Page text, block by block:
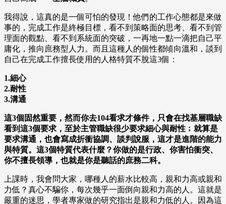
我得說，這真的是一個可怕的發現！他們的工作心態都是來做
事的，完成工作是終極目標，看不到策略面的思考、看不到管
理面的觀點、看不到系統面的突破，一再地一點一滴把自己平
庸化，推向庶務型人力。而且這種人的個性都傾向溫和，談到
自己在完成工作擅長使用的人格特質不脫這3個：
1.細心
2.耐性
3.溝通
這3個固然重要，然而你去104看求才條件，只會在找基層職缺
看到這3個要求，至於主管職缺很少要求細心與耐性﹔就算是
要求溝通，也會寫成折衝協調、談判說服，這才是進階的能力
與特質。這3個特質代表什麼？你做的是行政、你害怕衝突、
你不擅長領導，也就是你是聽話的庶務二科。
上課時，我會問大家，哪種人的薪水比較高，親和力高或親和
力低？真心不騙你，每次幾乎一面倒向親和力高的人。這就是
嚴重的迷思，學者專家做的研究指出是親和力低的人。因為這